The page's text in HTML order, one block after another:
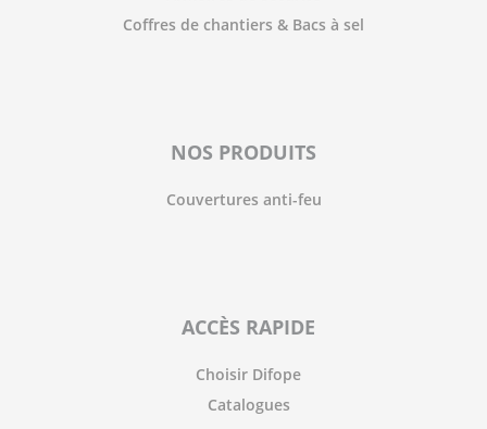
Coffres de chantiers & Bacs à sel
NOS PRODUITS
Couvertures anti-feu
ACCÈS RAPIDE
Choisir Difope
Catalogues